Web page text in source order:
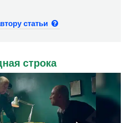
статьи
строка